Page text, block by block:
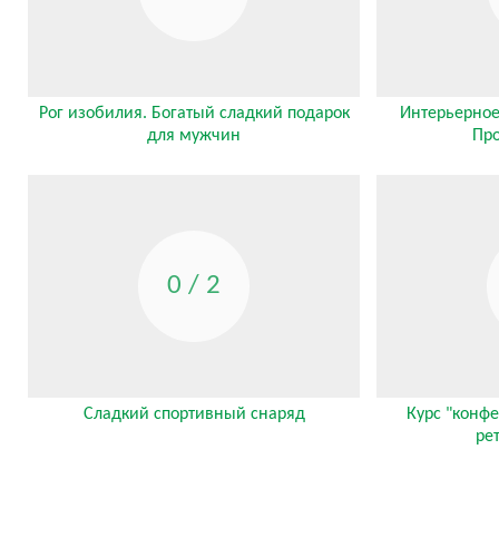
Рог изобилия. Богатый сладкий подарок
для мужчин
0 / 2
Сладкий спортивный снаряд
Курс